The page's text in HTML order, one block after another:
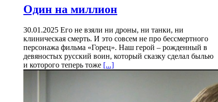
Один на миллион
30.01.2025 Его не взяли ни дроны, ни танки, ни
клиническая смерть. И это совсем не про бессмертного
персонажа фильма «Горец». Наш герой – рожденный в
девяностых русский воин, который сказку сделал былью
и которого теперь тоже [...]